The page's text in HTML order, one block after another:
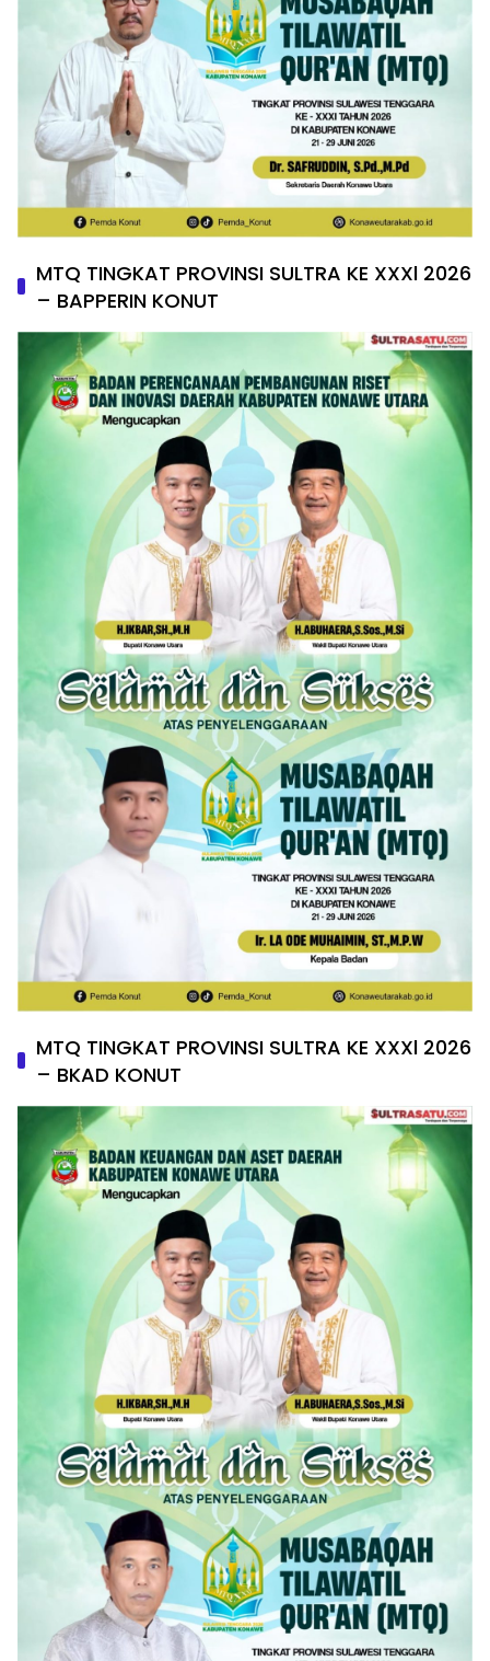
MTQ TINGKAT PROVINSI SULTRA KE XXXl 2026
– BAPPERIN KONUT
MTQ TINGKAT PROVINSI SULTRA KE XXXl 2026
– BKAD KONUT